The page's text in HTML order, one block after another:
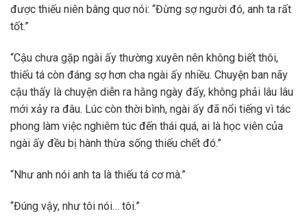
được thiếu niên bâng quơ nói: “Đừng sợ người đó, anh ta rất
tốt.”
“Cậu chưa gặp ngài ấy thường xuyên nên không biết thôi,
thiếu tá còn đáng sợ hơn cha ngài ấy nhiều. Chuyện ban nãy
cậu thấy là chuyện diễn ra hằng ngày đấy, không phải lâu lâu
mới xảy ra đâu. Lúc còn thời bình, ngài ấy đã nổi tiếng vì tác
phong làm việc nghiêm túc đến thái quá, ai là học viên của
ngài ấy đều bị hành thừa sống thiếu chết đó.”
“Như anh nói anh ta là thiếu tá cơ mà.”
“Đúng vậy, như tôi nói… tôi.”